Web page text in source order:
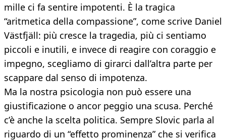
mille ci fa sentire impotenti. È la tragica
“aritmetica della compassione”, come scrive Daniel
Västfjäll: più cresce la tragedia, più ci sentiamo
piccoli e inutili, e invece di reagire con coraggio e
impegno, scegliamo di girarci dall’altra parte per
scappare dal senso di impotenza.
Ma la nostra psicologia non può essere una
giustificazione o ancor peggio una scusa. Perché
c’è anche la scelta politica. Sempre Slovic parla al
riguardo di un “effetto prominenza” che si verifica